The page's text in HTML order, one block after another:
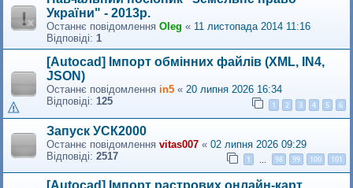
України" - 2013р.
Останнє повідомлення Oleg « 11 листопада 2014 11:16
Відповіді: 1
[Autocad] Імпорт обмінних файлів (XML, IN4,
JSON)
Останнє повідомлення in5 « 20 липня 2026 16:34
Відповіді: 125 1 2 3 4 5 6
Запуск УСК2000
Останнє повідомлення vitas007 « 02 липня 2026 09:29
Відповіді: 2517 1 98 99 100 101